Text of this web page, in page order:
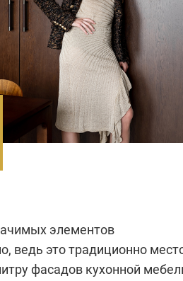
элементов
ведь это традиционно
фасадов кухонной